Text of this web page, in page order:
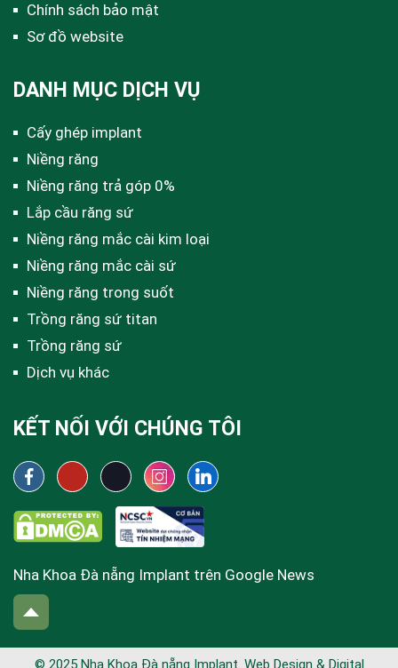
Chính sách bảo mật
Sơ đồ website
DANH MỤC DỊCH VỤ
Cấy ghép implant
Niềng răng
Niềng răng trả góp 0%
Lắp cầu răng sứ
Niềng răng mắc cài kim loại
Niềng răng mắc cài sứ
Niềng răng trong suốt
Trồng răng sứ titan
Trồng răng sứ
Dịch vụ khác
KẾT NỐI VỚI CHÚNG TÔI
Nha Khoa Đà nẵng Implant trên Google News
© 2025 Nha Khoa Đà nẵng Implant. Web Design & Digital